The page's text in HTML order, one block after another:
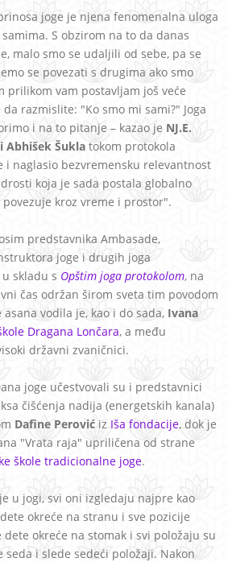
joge je njena fenomenalna uloga
S obzirom na to da danas
malo smo se udaljili od sebe, pa se
se povezati s drugima ako smo
prilikom vam postavljam još veće
razmislite: "Ko smo mi sami?" Joga
i na to pitanje – kazao je NJ.E.
Abhišek Šukla tokom protokola
i naglasio bezvremensku relevantnost
koja je sada postala globalno
povezuje kroz vreme i prostor".
predstavnika Ambasade,
joge i drugih joga
skladu s Opštim joga protokolom, na
čas održan širom sveta tim povodom
vodila je, kao i do sada, Ivana
Dragana Lončara, a među
državni zvaničnici.
joge učestvovali su i predstavnici
čišćenja nadija (energetskih kanala)
Dafine Perović iz Iša fondacije, dok je
"Vrata raja" upriličena od strane
škole tradicionalne joge.
u jogi, svi oni izgledaju najpre kao
okreće na stranu i sve pozicije
okreće na stomak i svi položaju su
seda i slede sedeći položaji. Nakon